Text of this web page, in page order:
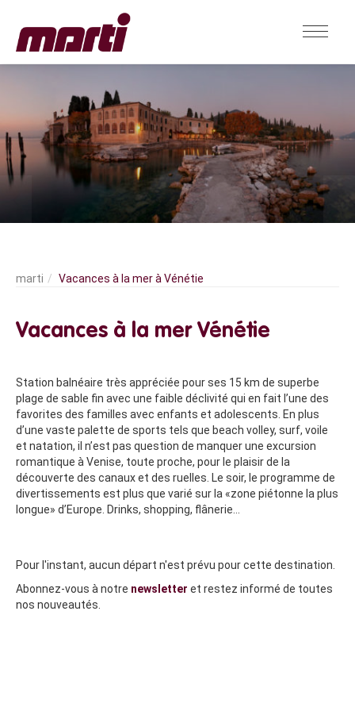
Vacances à la mer à Vénétie
Vacances à la mer Vénétie
Station balnéaire très appréciée pour ses 15 km de superbe
plage de sable fin avec une faible déclivité qui en fait l’une des
favorites des familles avec enfants et adolescents. En plus
d’une vaste palette de sports tels que beach volley, surf, voile
et natation, il n’est pas question de manquer une excursion
romantique à Venise, toute proche, pour le plaisir de la
découverte des canaux et des ruelles. Le soir, le programme de
divertissements est plus que varié sur la «zone piétonne la plus
longue» d’Europe. Drinks, shopping, flânerie...
Pour l'instant, aucun départ n'est prévu pour cette destination.
Abonnez-vous à notre newsletter et restez informé de toutes
nos nouveautés.